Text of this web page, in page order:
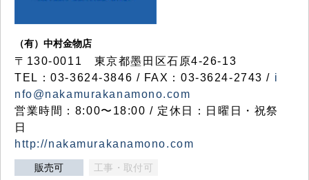
（有）中村金物店
〒130-0011 東京都墨田区石原4-26-13
TEL：03-3624-3846 / FAX：03-3624-2743 / i
nfo@nakamurakanamono.com
営業時間：8:00〜18:00 / 定休日：日曜日・祝祭
日
http://nakamurakanamono.com
販売可 工事・取付可